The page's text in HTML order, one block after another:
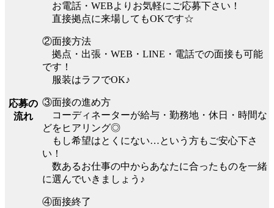
応募の
流れ
お電話・WEBよりお気軽にご応募下さい！
直接拠点に来場してもOKです☆
②面接方法
拠点・出張・WEB・LINE・電話での面接も可能
です！
服装はラフでOK♪
③面接の進め方
コーディネーターが給与・勤務地・休日・時間な
どをヒアリング◎
もし希望はとくにない…という方もご安心下さ
い！
数あるお仕事の中からあなたに合ったものを一緒
に選んでいきましょう♪
④面接終了